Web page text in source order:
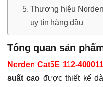
Thương hiệu
uy tín hàng đầu
Tổng quan sản
Norden Cat5E 112-
suất cao được thiết kế